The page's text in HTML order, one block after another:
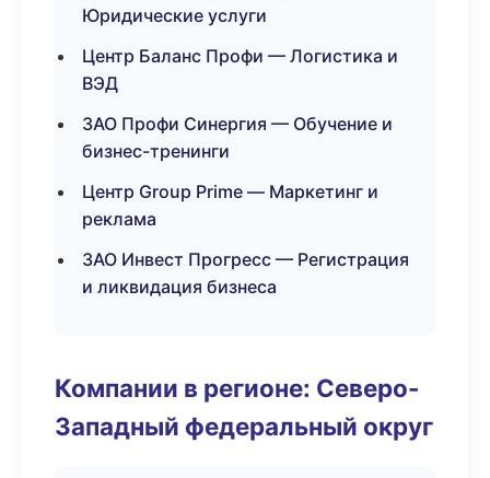
Юридические услуги
Центр Баланс Профи — Логистика и
ВЭД
ЗАО Профи Синергия — Обучение и
бизнес-тренинги
Центр Group Prime — Маркетинг и
реклама
ЗАО Инвест Прогресс — Регистрация
и ликвидация бизнеса
Компании в регионе: Северо-
Западный федеральный округ